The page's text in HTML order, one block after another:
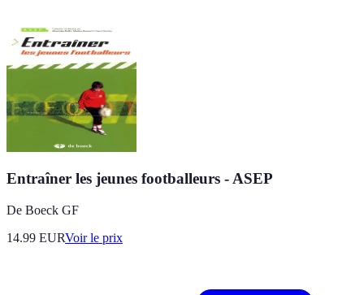
Entraîner les jeunes footballeurs - ASEP
De Boeck GF
14.99 EURVoir le prix